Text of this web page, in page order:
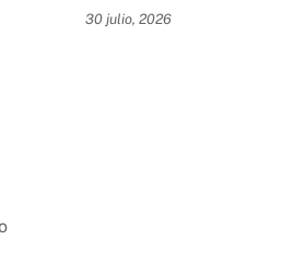
30 julio, 2026